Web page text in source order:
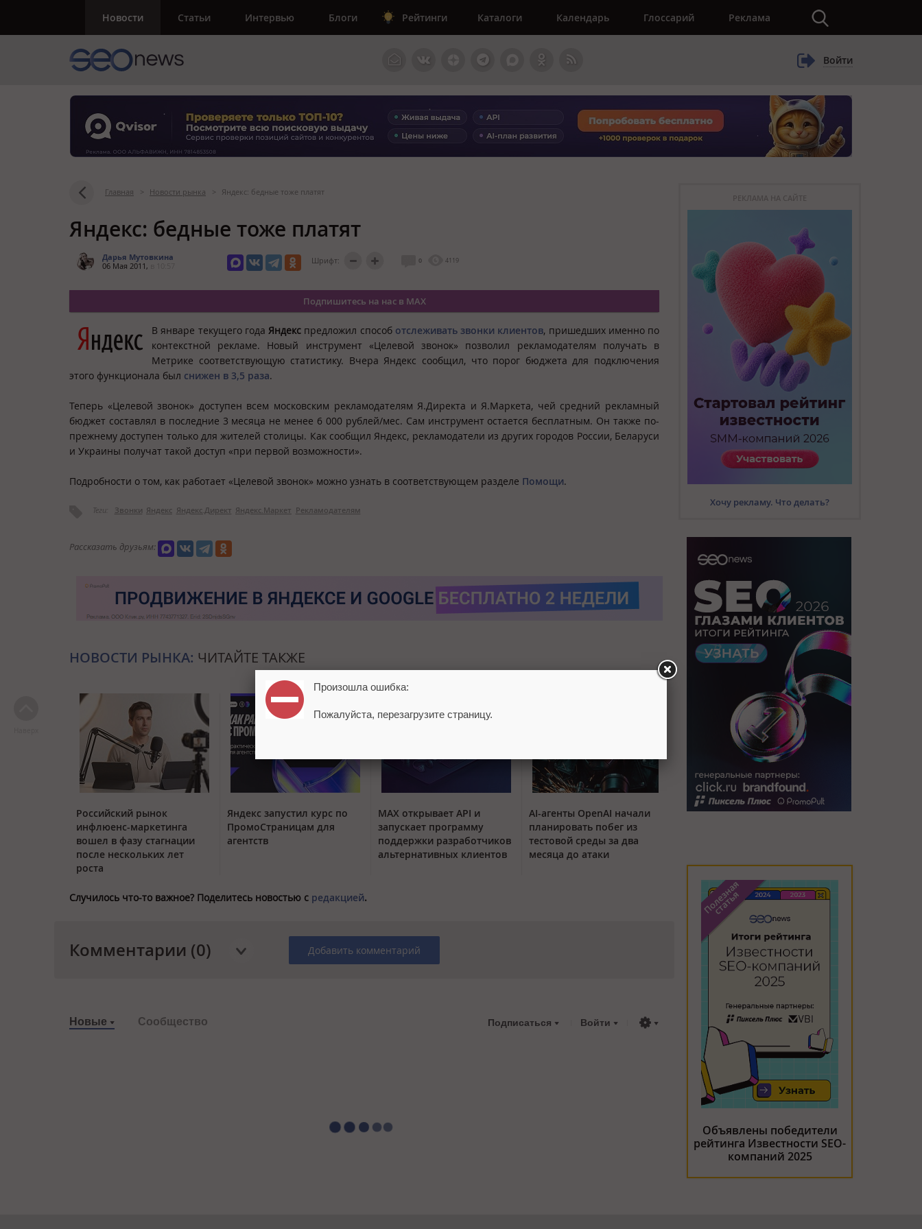
Новости Статьи Интервью Блоги Рейтинги Каталоги Календарь Глоссарий Реклама
Войти
Главная > Новости рынка > Яндекс: бедные тоже платят
Яндекс: бедные тоже платят
Дарья Мутовкина
06 Мая 2011,
Шрифт: 0 4119
Подпишитесь на нас в MAX
В январе текущего года Яндекс предложил способ отслеживать звонки клиентов, пришедших именно по
контекстной рекламе. Новый инструмент «Целевой звонок» позволил рекламодателям получать в
Метрике соответствующую статистику. Вчера Яндекс сообщил, что порог бюджета для подключения
этого функционала был снижен в 3,5 раза.
Теперь «Целевой звонок» доступен всем московским рекламодателям Я.Директа и Я.Маркета, чей средний рекламный
бюджет составлял в последние 3 месяца не менее 6 000 рублей/мес. Сам инструмент остается бесплатным. Он также по-
прежнему доступен только для жителей столицы. Как сообщил Яндекс, рекламодатели из других городов России, Беларуси
и Украины получат такой доступ «при первой возможности».
Подробности о том, как работает «Целевой звонок» можно узнать в соответствующем разделе Помощи.
Теги: Звонки Яндекс Яндекс.Директ Яндекс.Маркет Рекламодателям
Рассказать друзьям:
НОВОСТИ РЫНКА: ЧИТАЙТЕ ТАКЖЕ
Российский рынок
инфлюенс-маркетинга
вошел в фазу стагнации
после нескольких лет
роста
Яндекс запустил курс по
ПромоСтраницам для
агентств
MAX открывает API и
запускает программу
поддержки разработчиков
альтернативных клиентов
AI-агенты OpenAI начали
планировать побег из
тестовой среды за два
месяца до атаки
Случилось что-то важное? Поделитесь новостью с редакцией.
Комментарии (0) Добавить комментарий
Новые Сообщество Подписаться Войти
РЕКЛАМА НА САЙТЕ
Хочу рекламу. Что делать?
Объявлены победители
рейтинга Известности SEO-
компаний 2025
Произошла ошибка:
Пожалуйста, перезагрузите страницу.